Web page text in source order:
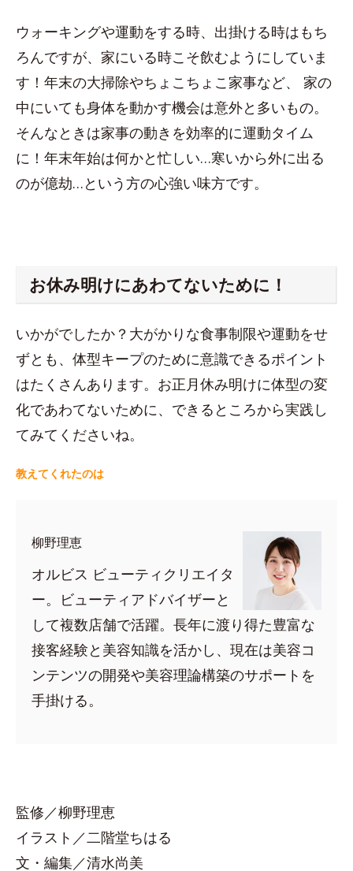
ウォーキングや運動をする時、出掛ける時はもち
ろんですが、家にいる時こそ飲むようにしていま
す！年末の大掃除やちょこちょこ家事など、 家の
中にいても身体を動かす機会は意外と多いもの。
そんなときは家事の動きを効率的に運動タイム
に！年末年始は何かと忙しい…寒いから外に出る
のが億劫…という方の心強い味方です。
お休み明けにあわてないために！
いかがでしたか？大がかりな食事制限や運動をせ
ずとも、体型キープのために意識できるポイント
はたくさんあります。お正月休み明けに体型の変
化であわてないために、できるところから実践し
てみてくださいね。
教えてくれたのは
柳野理恵
オルビス ビューティクリエイタ
ー。ビューティアドバイザーと
して複数店舗で活躍。長年に渡り得た豊富な
接客経験と美容知識を活かし、現在は美容コ
ンテンツの開発や美容理論構築のサポートを
手掛ける。
監修／柳野理恵
イラスト／二階堂ちはる
文・編集／清水尚美